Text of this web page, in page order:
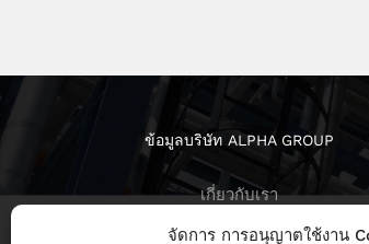
จัดการ การอนุญาตใช้งาน
ข้อมูลบริษัท ALPHA GROUP
เกี่ยวกับเรา
บทสัมภาษณ์ ผู้บริหาร